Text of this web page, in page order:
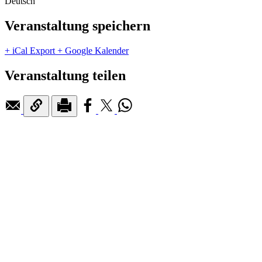
Veranstaltung speichern
+ iCal Export + Google Kalender
Veranstaltung teilen